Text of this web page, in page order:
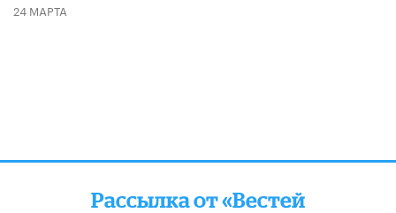
24 МАРТА
Рассылка от «Вестей